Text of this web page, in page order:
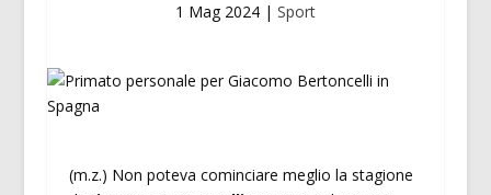
1 Mag 2024| Sport
(m.z.) Non poteva cominciare meglio la stagione